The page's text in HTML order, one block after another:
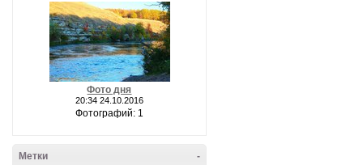
Фото дня
20:34 24.10.2016
Фотографий: 1
-
Метки